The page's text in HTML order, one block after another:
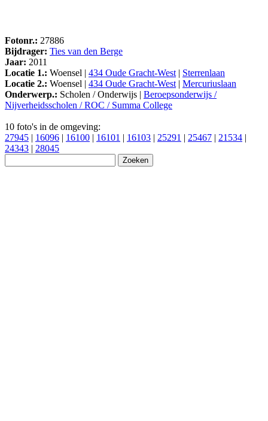
Fotonr.: 27886
Bijdrager: Ties van den Berge
Jaar: 2011
Locatie 1.: Woensel | 434 Oude Gracht-West | Sterrenlaan
Locatie 2.: Woensel | 434 Oude Gracht-West | Mercuriuslaan
Onderwerp.: Scholen / Onderwijs | Beroepsonderwijs /
Nijverheidsscholen / ROC / Summa College
10 foto's in de omgeving:
27945 | 16096 | 16100 | 16101 | 16103 | 25291 | 25467 | 21534 |
24343 | 28045